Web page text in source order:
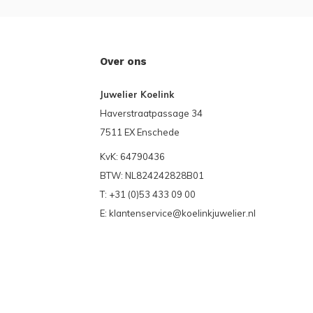
Over ons
Juwelier Koelink
Haverstraatpassage 34
7511 EX Enschede
KvK: 64790436
BTW: NL824242828B01
T: +31 (0)53 433 09 00
E: klantenservice@koelinkjuwelier.nl